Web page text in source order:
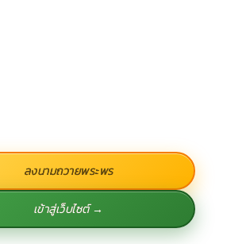
ลงนามถวายพระพร
เข้าสู่เว็บไซต์ →